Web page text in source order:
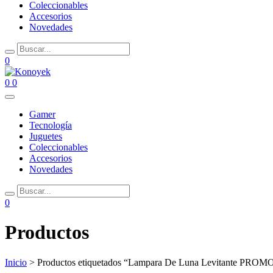
Coleccionables
Accesorios
Novedades
0
0 0
Gamer
Tecnología
Juguetes
Coleccionables
Accesorios
Novedades
0
Productos
Inicio > Productos etiquetados “Lampara De Luna Levitante